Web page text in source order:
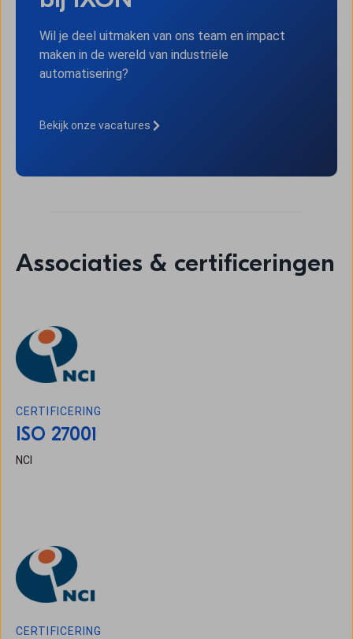
Wil je deel uitmaken van ons team en impact
maken in de wereld van industriële
automatisering?
Bekijk onze vacatures
Associaties & certificeringen
CERTIFICERING
ISO 27001
NCI
CERTIFICERING